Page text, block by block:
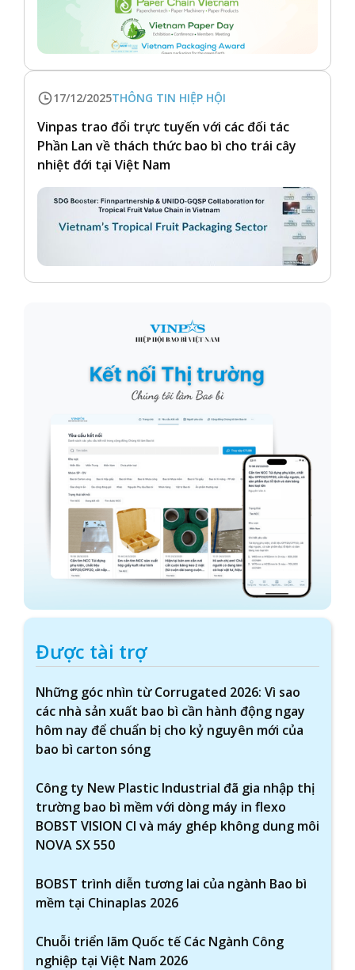
17/12/2025THÔNG TIN HIỆP HỘI
Vinpas trao đổi trực tuyến với các đối tác
Phần Lan về thách thức bao bì cho trái cây
nhiệt đới tại Việt Nam
Được tài trợ
Những góc nhìn từ Corrugated 2026: Vì sao
các nhà sản xuất bao bì cần hành động ngay
hôm nay để chuẩn bị cho kỷ nguyên mới của
bao bì carton sóng
Công ty New Plastic Industrial đã gia nhập thị
trường bao bì mềm với dòng máy in flexo
BOBST VISION CI và máy ghép không dung môi
NOVA SX 550
BOBST trình diễn tương lai của ngành Bao bì
mềm tại Chinaplas 2026
Chuỗi triển lãm Quốc tế Các Ngành Công
nghiệp tại Việt Nam 2026